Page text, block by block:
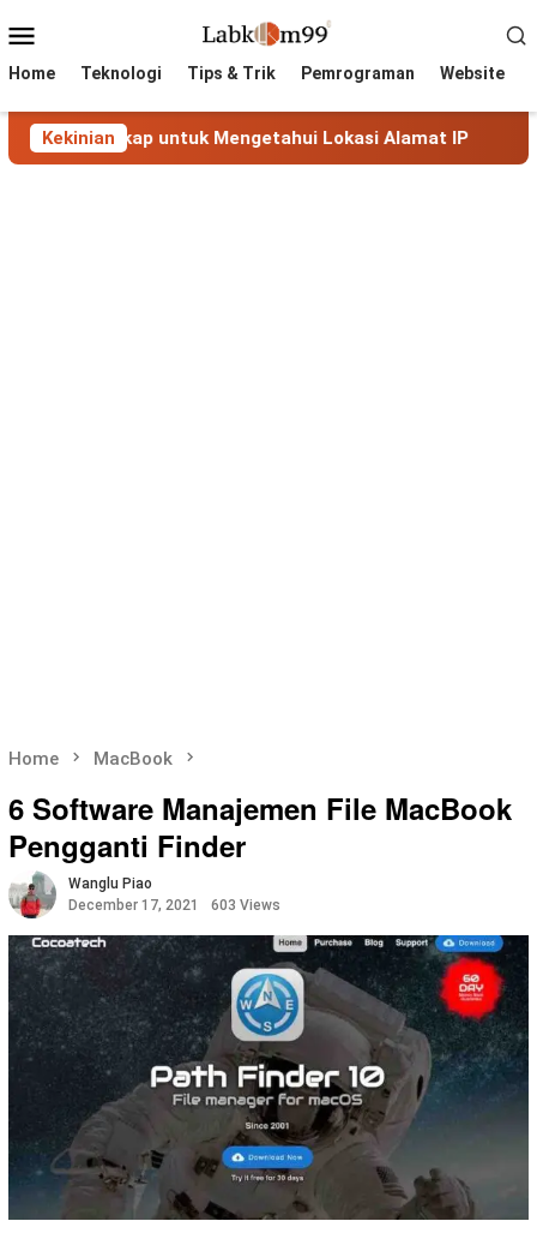
to
Menu
Home Teknologi Tips & Trik Pemrograman Website
Kekinian
untuk Mengetahui Lokasi Alamat IP MaxMind
Home MacBook
6 Software Manajemen File MacBook
Pengganti Finder
Wanglu Piao
December 17, 2021
603 Views